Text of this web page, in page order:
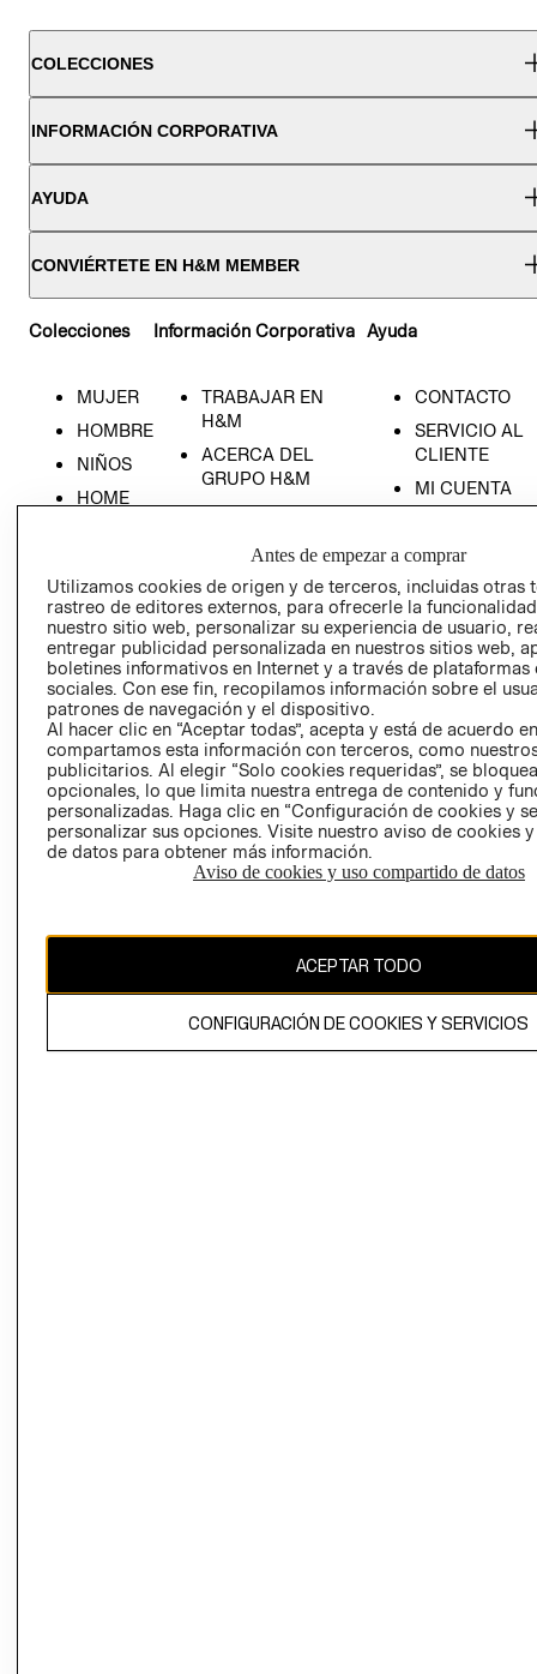
COLECCIONES
INFORMACIÓN CORPORATIVA
AYUDA
CONVIÉRTETE EN H&M MEMBER
Colecciones
MUJER
HOMBRE
NIÑOS
HOME
Información Corporativa
TRABAJAR EN
H&M
ACERCA DEL
GRUPO H&M
RESPONSABILIDAD
RELACIÓN CON
INVERSIONISTAS
POLÍTICA
EMPRESARIAL
Ayuda
CONTACTO
SERVICIO AL
CLIENTE
MI CUENTA
- RETIRO EN
TIENDA
TÉRMINOS Y
CONDICIONES
AVISO DE
PRIVACIDAD
GIFT CARD
AVISO DE
COOKIES
Chile ($)
Antes de empezar a comprar
Utilizamos cookies de origen y de terceros, incluidas otras
rastreo de editores externos, para ofrecerle la
nuestro sitio web, personalizar su experiencia de usuario,
entregar publicidad personalizada en nuestros sitios web,
boletines informativos en Internet y a través de plataformas
sociales. Con ese fin, recopilamos información sobre el
patrones de navegación y el dispositivo.
Al hacer clic en “Aceptar todas”, acepta y está de acuerdo
compartamos esta información con terceros, como
publicitarios. Al elegir “Solo cookies requeridas”, se
opcionales, lo que limita nuestra entrega de contenido y
personalizadas. Haga clic en “Configuración de cookies y
personalizar sus opciones. Visite nuestro aviso de cookies
de datos para obtener más información.
Aviso de cookies y uso compartido de datos
ACEPTAR TODO
CONFIGURACIÓN DE COOKIES Y SERVICIOS